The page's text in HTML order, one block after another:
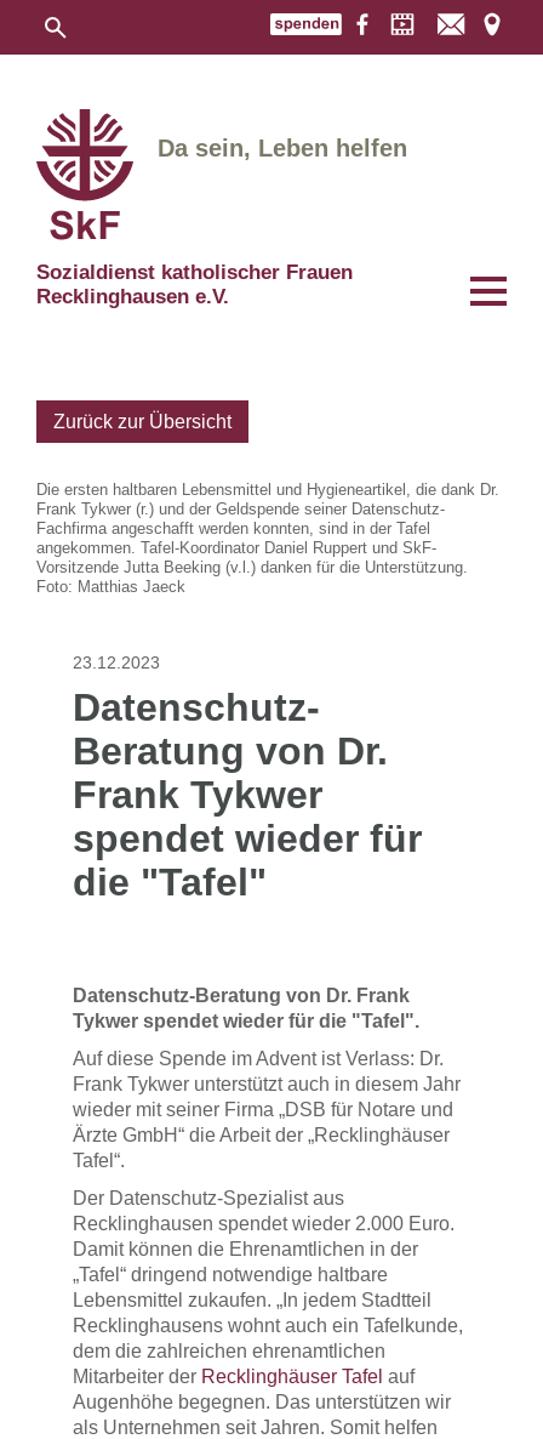
Sozialdienst katholischer Frauen
Recklinghausen e.V.
Da sein, Leben helfen
Zurück zur Übersicht
Die ersten haltbaren Lebensmittel und Hygieneartikel, die dank Dr.
Frank Tykwer (r.) und der Geldspende seiner Datenschutz-
Fachfirma angeschafft werden konnten, sind in der Tafel
angekommen. Tafel-Koordinator Daniel Ruppert und SkF-
Vorsitzende Jutta Beeking (v.l.) danken für die Unterstützung.
Foto: Matthias Jaeck
23.12.2023
Datenschutz-
Beratung von Dr.
Frank Tykwer
spendet wieder für
die "Tafel"
Datenschutz-Beratung von Dr. Frank
Tykwer spendet wieder für die "Tafel".
Auf diese Spende im Advent ist Verlass: Dr.
Frank Tykwer unterstützt auch in diesem Jahr
wieder mit seiner Firma „DSB für Notare und
Ärzte GmbH“ die Arbeit der „Recklinghäuser
Tafel“.
Der Datenschutz-Spezialist aus
Recklinghausen spendet wieder 2.000 Euro.
Damit können die Ehrenamtlichen in der
„Tafel“ dringend notwendige haltbare
Lebensmittel zukaufen. „In jedem Stadtteil
Recklinghausens wohnt auch ein Tafelkunde,
dem die zahlreichen ehrenamtlichen
Mitarbeiter der Recklinghäuser Tafel auf
Augenhöhe begegnen. Das unterstützen wir
als Unternehmen seit Jahren. Somit helfen